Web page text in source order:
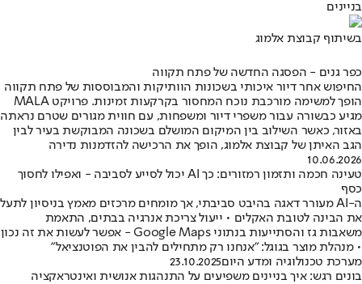
בניינים
בשיתוף קבוצת אלמוג
כפר גנים - הפסגה החדשה של פתח תקווה
החיפוש אחר דיור איכותי בשכונות הוותיקות והמבוססות של פתח תקווה
הופך למשימה מורכבת נוכח המחסור בקרקעות זמינות. פרויקט MALA
מגיע כבשורה עבור משפרי דיור ומשפחות, עם חווית מגורים שטרם נראתה
באזור, כאשר השילוב בין המיקום המושלם בשכונה המבוקשת בעיר לבין
הגב האיתן של קבוצת אלמוג, הופך את הרכישה להזדמנות נדירה
10.06.2026
טעינה חכמה ותזמון רמזורים: כך AI יכול לסייע לסביבה - ואפילו לחסוך
כסף
ה-AI מעורר דאגה בהיבט סביבתי, אך מומחים מרכזים מאמץ בניסיון לתעל
את הבינה לטובת האקלים • ייעול צריכת אנרגיה בבתים, התאמת
משאבות גז והסתייעות בנתוני Google Maps - אפשר לעשות את זה נכון
• מנהלת מוצר בגוגל: "אנחנו רק מתחילים להבין את הפוטנציאל"
מערכת טכנולוגיה ומדע היום23.10.2025
בונים רגש: איך בניינים משפיעים על התנהגות אנושית ואינטראקציה